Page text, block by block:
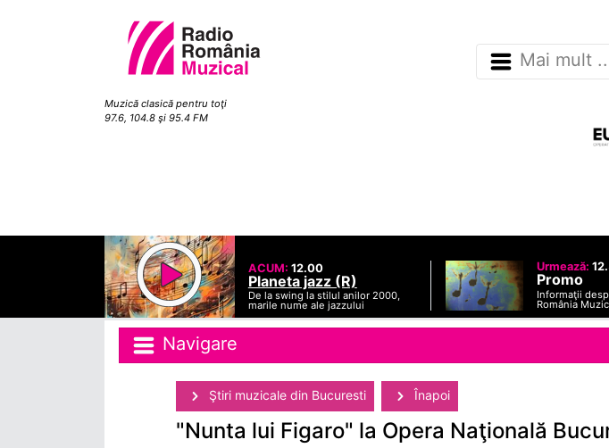
Muzică clasică pentru toţi
97.6, 104.8 şi 95.4 FM
Mai mult
ACUM: 12.00
Planeta jazz (R)
De la swing la stilul anilor 2000,
marile nume ale jazzului
Urmează:
Promo
Informaţii
România
Navigare
Ştiri muzicale din Bucuresti Înapoi
"Nunta lui Figaro" la Opera Naţională